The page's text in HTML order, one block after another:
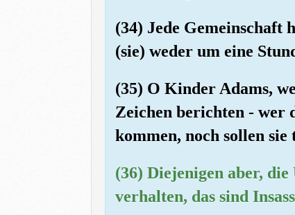
(34) Jede Gemeinschaft
(sie) weder um eine
(35) O Kinder Adams,
Zeichen berichten - wer
kommen, noch sollen
(36) Diejenigen aber,
verhalten, das sind